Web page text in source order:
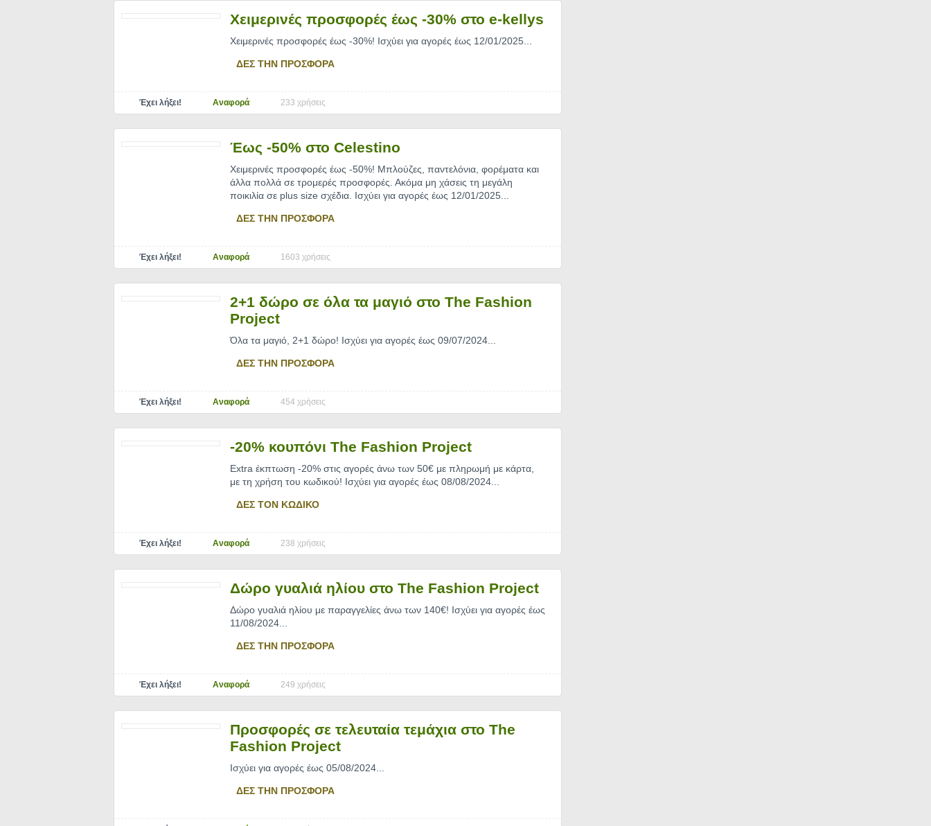
Χειμερινές προσφορές έως -30% στο e-kellys
Χειμερινές προσφορές έως -30%! Ισχύει για αγορές έως 12/01/2025.
ΔΕΣ ΤΗΝ ΠΡΟΣΦΟΡΑ
Έχει λήξει! Αναφορά 233 χρήσεις
Έως -50% στο Celestino
Χειμερινές προσφορές έως -50%! Μπλούζες, παντελόνια, φορέματα και
άλλα πολλά σε τρομερές προσφορές. Ακόμα μη χάσεις τη μεγάλη
ποικιλία σε plus size σχέδια. Ισχύει για αγορές έως 12/01/2025.
ΔΕΣ ΤΗΝ ΠΡΟΣΦΟΡΑ
Έχει λήξει! Αναφορά 1603 χρήσεις
2+1 δώρο σε όλα τα μαγιό στο The Fashion
Project
Όλα τα μαγιό, 2+1 δώρο! Ισχύει για αγορές έως 09/07/2024.
ΔΕΣ ΤΗΝ ΠΡΟΣΦΟΡΑ
Έχει λήξει! Αναφορά 454 χρήσεις
-20% κουπόνι The Fashion Project
Extra έκπτωση -20% στις αγορές άνω των 50€ με πληρωμή με κάρτα,
με τη χρήση του κωδικού! Ισχύει για αγορές έως 08/08/2024.
ΔΕΣ ΤΟΝ ΚΩΔΙΚΟ
Έχει λήξει! Αναφορά 238 χρήσεις
Δώρο γυαλιά ηλίου στο The Fashion Project
Δώρο γυαλιά ηλίου με παραγγελίες άνω των 140€! Ισχύει για αγορές έως
11/08/2024.
ΔΕΣ ΤΗΝ ΠΡΟΣΦΟΡΑ
Έχει λήξει! Αναφορά 249 χρήσεις
Προσφορές σε τελευταία τεμάχια στο The
Fashion Project
Ισχύει για αγορές έως 05/08/2024.
ΔΕΣ ΤΗΝ ΠΡΟΣΦΟΡΑ